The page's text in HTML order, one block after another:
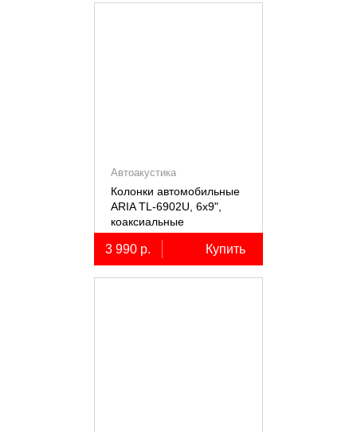
Автоакустика
Колонки автомобильные
ARIA TL-6902U, 6х9",
коаксиальные
трёхполосные, 2 шт.
3 990 р. Купить